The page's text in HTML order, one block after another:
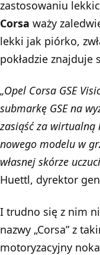
zastosowaniu
Corsa waży
lekki jak piórko,
pokładzie znajduje
„Opel Corsa GSE
submarkę GSE na
zasiąść za wirtualną
nowego modelu w
własnej skórze
Huettl, dyrektor
I trudno się z nim
nazwy „Corsa” z
motoryzacyjny